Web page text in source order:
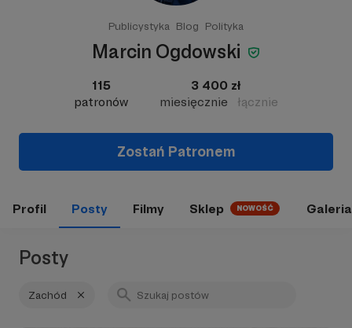
Publicystyka Blog Polityka
Marcin Ogdowski
115
patronów
3 400 zł
miesięcznie
łącznie
Zostań Patronem
Profil Posty Filmy Sklep NOWOŚĆ Galeria
Posty
Zachód